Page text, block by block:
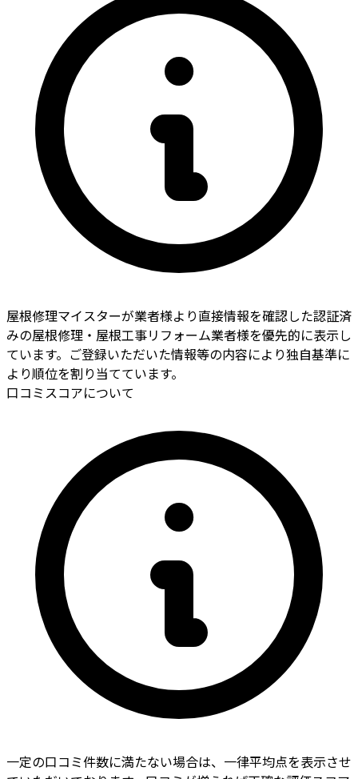
屋根修理マイスターが業者様より直接情報を確認した認証済
みの屋根修理・屋根工事リフォーム業者様を優先的に表示し
ています。ご登録いただいた情報等の内容により独自基準に
より順位を割り当てています。
口コミスコアについて
一定の口コミ件数に満たない場合は、一律平均点を表示させ